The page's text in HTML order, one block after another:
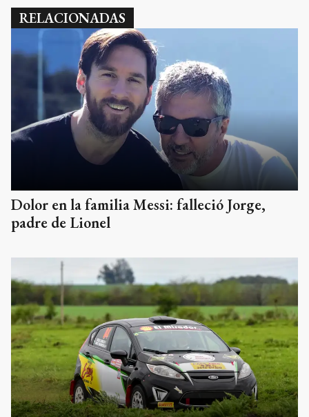
RELACIONADAS
Dolor en la familia Messi: falleció Jorge,
padre de Lionel